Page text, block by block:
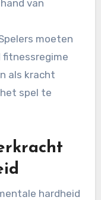
van
moeten
fitnessregime
als kracht
spel te
hardheid